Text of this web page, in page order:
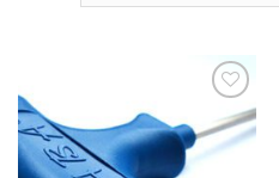
Add to
wishlist